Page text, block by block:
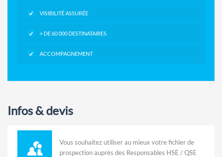
VISIBILITÉ ASSURÉE
+ DE 60 000 DESTINATAIRES
ACCOMPAGNEMENT
Infos & devis
Vous souhaitez utiliser au mieux votre fichier de
prospection auprès des Responsables HSE / QSE